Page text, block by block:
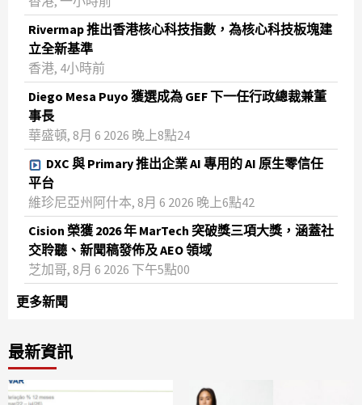
Rivermap 推出香港核心科技指數，為核心科技板塊建
立全新基準
香港, 4小時前
Diego Mesa Puyo 獲選成為 GEF 下一任行政總裁兼董
事長
華盛頓, 8月 6 2026 晚上8點24
DXC 與 Primary 推出企業 AI 專用的 AI 原生零信任
平台
維珍尼亞州阿什本, 8月 6 2026 晚上6點42
Cision 榮獲 2026 年 MarTech 突破獎三項大獎，涵蓋社
交聆聽、新聞稿發佈及 AEO 領域
芝加哥, 8月 6 2026 下午5點00
更多新聞
最新資訊